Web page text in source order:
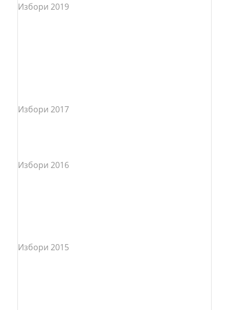
Избори 2019
Избори 2017
Избори 2016
Избори 2015